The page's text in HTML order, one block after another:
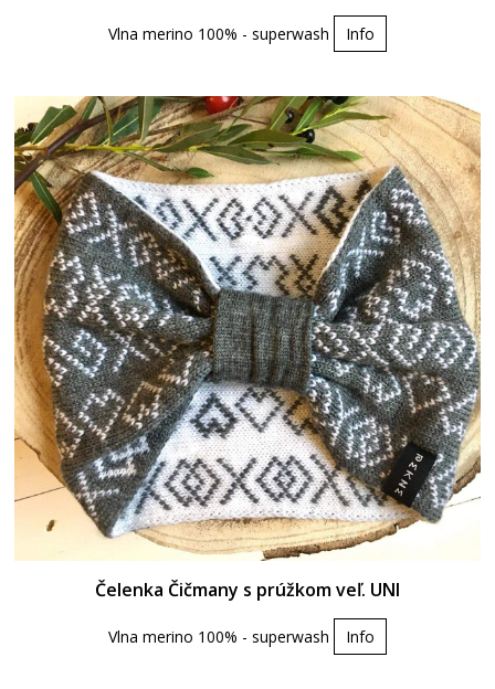
Vlna merino 100% - superwash Info
Čelenka Čičmany s prúžkom veľ. UNI
Vlna merino 100% - superwash Info